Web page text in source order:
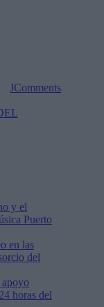
JComments
y el
Puerto
en las
del
horas del